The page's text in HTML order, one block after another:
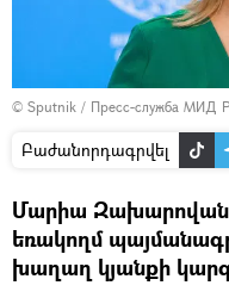
© Sputnik / Пресс-служба МИД
Բաժանորդագրվել
Մարիա Զախարովան
եռակողմ
խաղաղ կյանքի